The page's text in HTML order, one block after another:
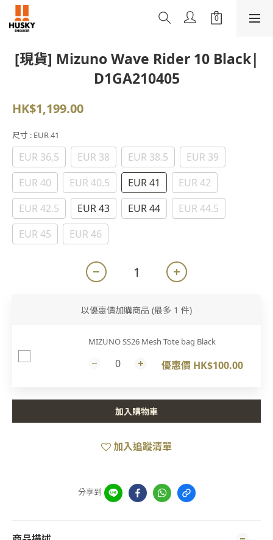
[現貨] Mizuno Wave Rider 10 Black|
D1GA210405
HK$1,199.00
尺寸 : EUR 41
EUR 36,5 EUR 38 EUR 38.5
EUR 39
EUR 40
EUR 40.5 EUR 41
EUR 42
EUR 42.5
EUR 43 EUR 44
EUR 44.5
EUR 45
EUR 46
以優惠價加購商品 (最多 1 件)
MIZUNO SS26 Mesh Tote bag Black
優惠價 HK$100.00
加入購物車
加入追蹤清單
分享到